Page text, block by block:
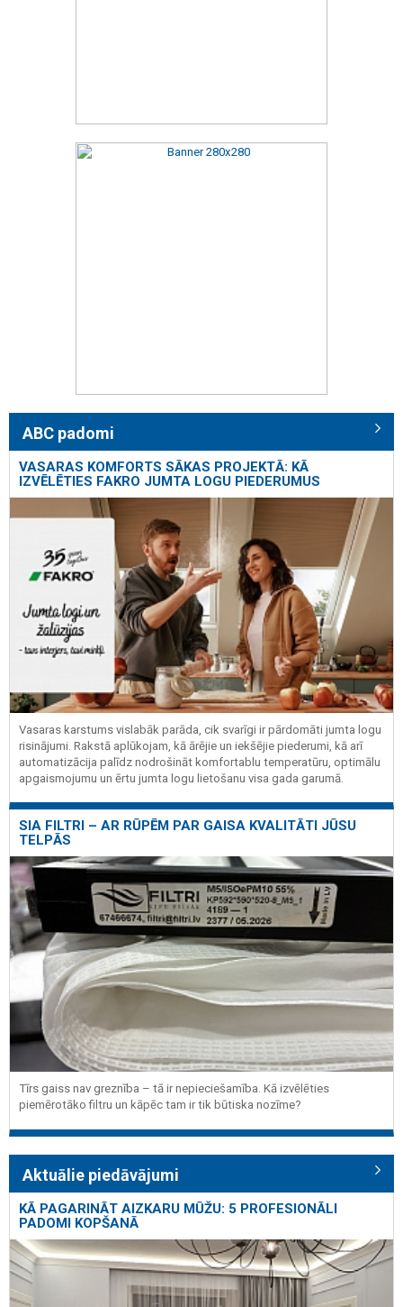
ABC padomi
VASARAS KOMFORTS SĀKAS PROJEKTĀ: KĀ
IZVĒLĒTIES FAKRO JUMTA LOGU PIEDERUMUS
Vasaras karstums vislabāk parāda, cik svarīgi ir pārdomāti jumta logu
risinājumi. Rakstā aplūkojam, kā ārējie un iekšējie piederumi, kā arī
automatizācija palīdz nodrošināt komfortablu temperatūru, optimālu
apgaismojumu un ērtu jumta logu lietošanu visa gada garumā.
SIA FILTRI – AR RŪPĒM PAR GAISA KVALITĀTI JŪSU
TELPĀS
Tīrs gaiss nav greznība – tā ir nepieciešamība. Kā izvēlēties
piemērotāko filtru un kāpēc tam ir tik būtiska nozīme?
Aktuālie piedāvājumi
KĀ PAGARINĀT AIZKARU MŪŽU: 5 PROFESIONĀLI
PADOMI KOPŠANĀ